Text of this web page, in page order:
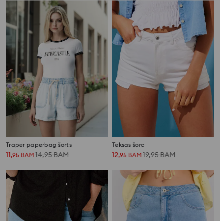
Traper paperbag šorts
11,95 BAM 14,95BAM
Teksas šorc
12,95 BAM 19,95BAM